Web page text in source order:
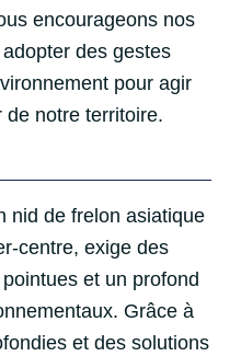
encourageons nos
des gestes
pour agir
notre territoire.
nid de frelon asiatique
centre, exige des
et un profond
Grâce à
et des solutions